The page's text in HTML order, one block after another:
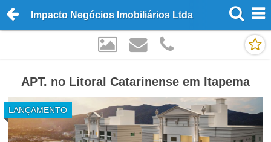
Impacto Negócios Imobiliários Ltda
APT. no Litoral Catarinense em Itapema
LANÇAMENTO